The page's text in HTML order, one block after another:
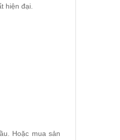
hiện đại.
Hoặc mua sản